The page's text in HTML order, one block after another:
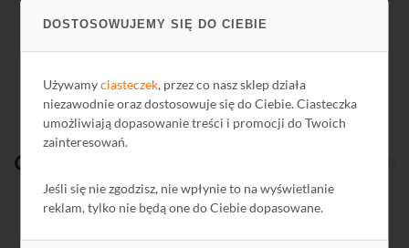
DOSTOSOWUJEMY SIĘ DO CIEBIE
Używamyciasteczek, przez co nasz sklep działa
niezawodnie oraz dostosowuje się do Ciebie. Ciasteczka
umożliwiają dopasowanie treści i promocji do Twoich
zainteresowań.
Jeśli się nie zgodzisz, nie wpłynie to na wyświetlanie
reklam, tylko nie będą one do Ciebie dopasowane.
Ostatnio